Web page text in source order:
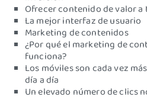
Ofrecer contenido de valor a
La mejor interfaz de usuario
Marketing de contenidos
¿Por qué el marketing de
funciona?
Los móviles son cada vez
día a día
Un elevado número de clics